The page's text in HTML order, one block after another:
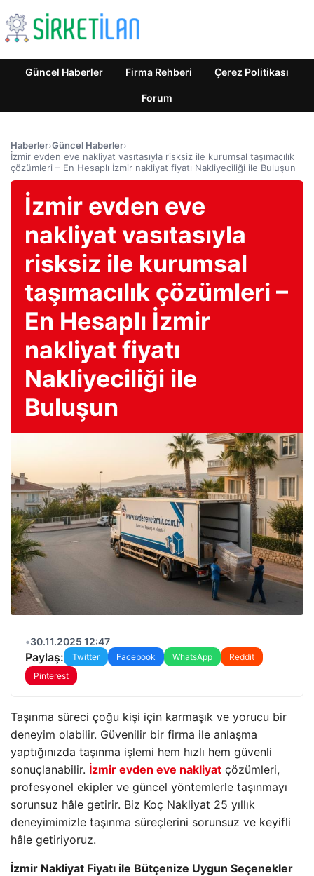
Güncel Haberler Firma Rehberi Çerez Politikası
Forum
Haberler›Güncel Haberler›
İzmir evden eve nakliyat vasıtasıyla risksiz ile kurumsal taşımacılık
çözümleri – En Hesaplı İzmir nakliyat fiyatı Nakliyeciliği ile Buluşun
İzmir evden eve
nakliyat vasıtasıyla
risksiz ile kurumsal
taşımacılık çözümleri –
En Hesaplı İzmir
nakliyat fiyatı
Nakliyeciliği ile
Buluşun
•30.11.2025 12:47
Paylaş: Twitter Facebook WhatsApp
Reddit
Pinterest
Taşınma süreci çoğu kişi için karmaşık ve yorucu bir
deneyim olabilir. Güvenilir bir firma ile anlaşma
yaptığınızda taşınma işlemi hem hızlı hem güvenli
sonuçlanabilir. İzmir evden eve nakliyat çözümleri,
profesyonel ekipler ve güncel yöntemlerle taşınmayı
sorunsuz hâle getirir. Biz Koç Nakliyat 25 yıllık
deneyimimizle taşınma süreçlerini sorunsuz ve keyifli
hâle getiriyoruz.
İzmir Nakliyat Fiyatı ile Bütçenize Uygun Seçenekler